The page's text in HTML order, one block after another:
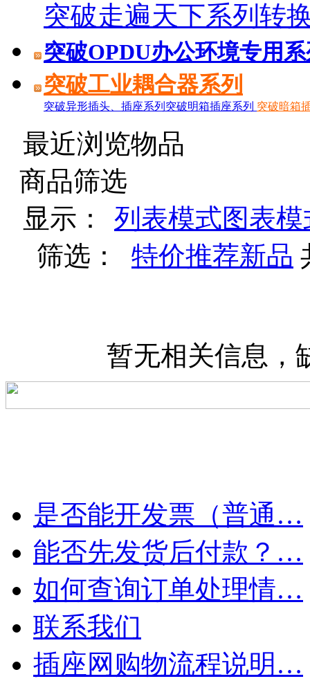
突破走遍天下系列转
突破OPDU办公环境专用
突破工业耦合器系列
突破异形插头、插座系列 突破明箱插座系列 突破暗箱
最近浏览物品
商品筛选
显示：
列表模式图表模
筛选：
特价推荐新品
暂无相关信息，
是否能开发票（普通…
能否先发货后付款？…
如何查询订单处理情…
联系我们
插座网购物流程说明…